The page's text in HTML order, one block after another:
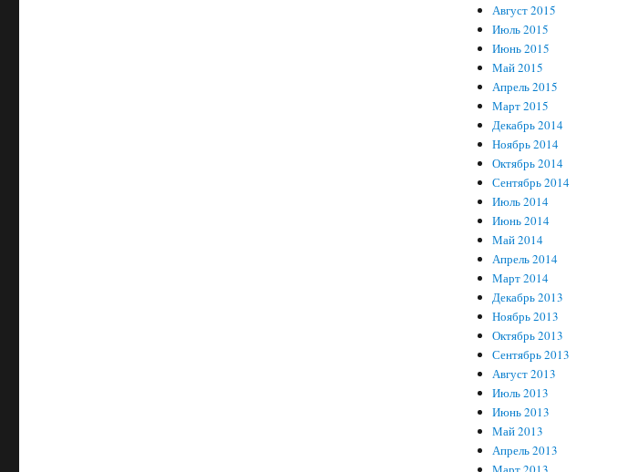
Август 2015
Июль 2015
Июнь 2015
Май 2015
Апрель 2015
Март 2015
Декабрь 2014
Ноябрь 2014
Октябрь 2014
Сентябрь 2014
Июль 2014
Июнь 2014
Май 2014
Апрель 2014
Март 2014
Декабрь 2013
Ноябрь 2013
Октябрь 2013
Сентябрь 2013
Август 2013
Июль 2013
Июнь 2013
Май 2013
Апрель 2013